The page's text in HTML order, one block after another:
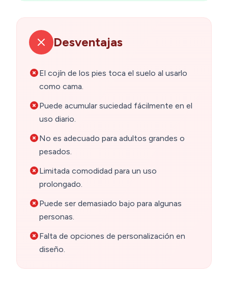
Desventajas
El cojín de los pies toca el suelo al usarlo
como cama.
Puede acumular suciedad fácilmente en el
uso diario.
No es adecuado para adultos grandes o
pesados.
Limitada comodidad para un uso
prolongado.
Puede ser demasiado bajo para algunas
personas.
Falta de opciones de personalización en
diseño.